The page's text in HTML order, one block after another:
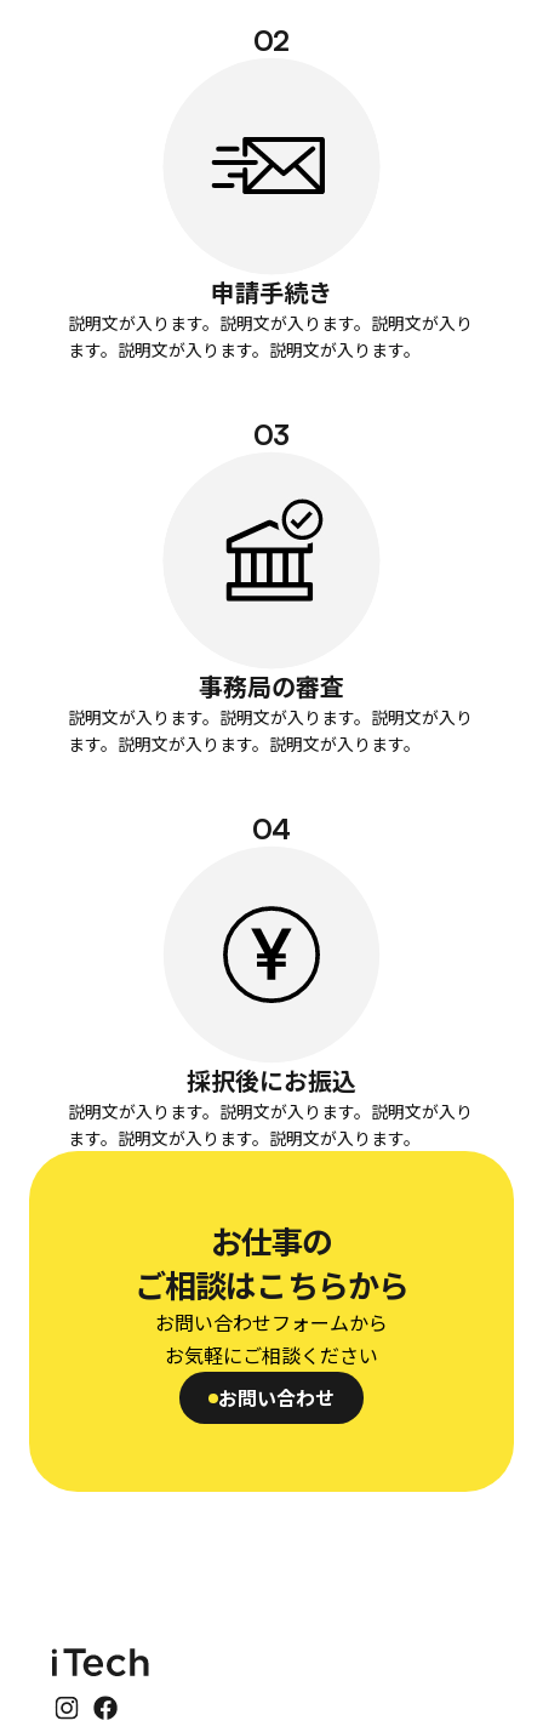
02
申請手続き
説明文が入ります。説明文が入ります。説明文が入り
ます。説明文が入ります。説明文が入ります。
03
事務局の審査
説明文が入ります。説明文が入ります。説明文が入り
ます。説明文が入ります。説明文が入ります。
04
採択後にお振込
説明文が入ります。説明文が入ります。説明文が入り
ます。説明文が入ります。説明文が入ります。
お仕事の
ご相談はこちらから
お問い合わせフォームから
お気軽にご相談ください
お問い合わせ